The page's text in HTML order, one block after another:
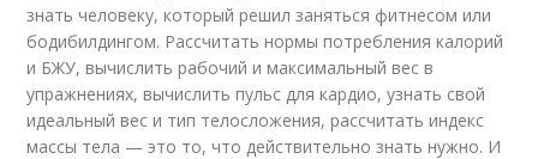
знать человеку, который решил заняться фитнесом или
бодибилдингом. Рассчитать нормы потребления калорий
и БЖУ, вычислить рабочий и максимальный вес в
упражнениях, вычислить пульс для кардио, узнать свой
идеальный вес и тип телосложения, рассчитать индекс
массы тела — это то, что действительно знать нужно. И